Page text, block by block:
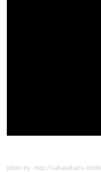
photo by .http://